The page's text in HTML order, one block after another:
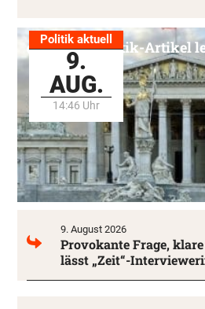
Politik aktuell
9.
AUG.
14:46 Uhr
Alle Politik-Artikel
9. August 2026
Provokante Frage,
lässt „Zeit“-